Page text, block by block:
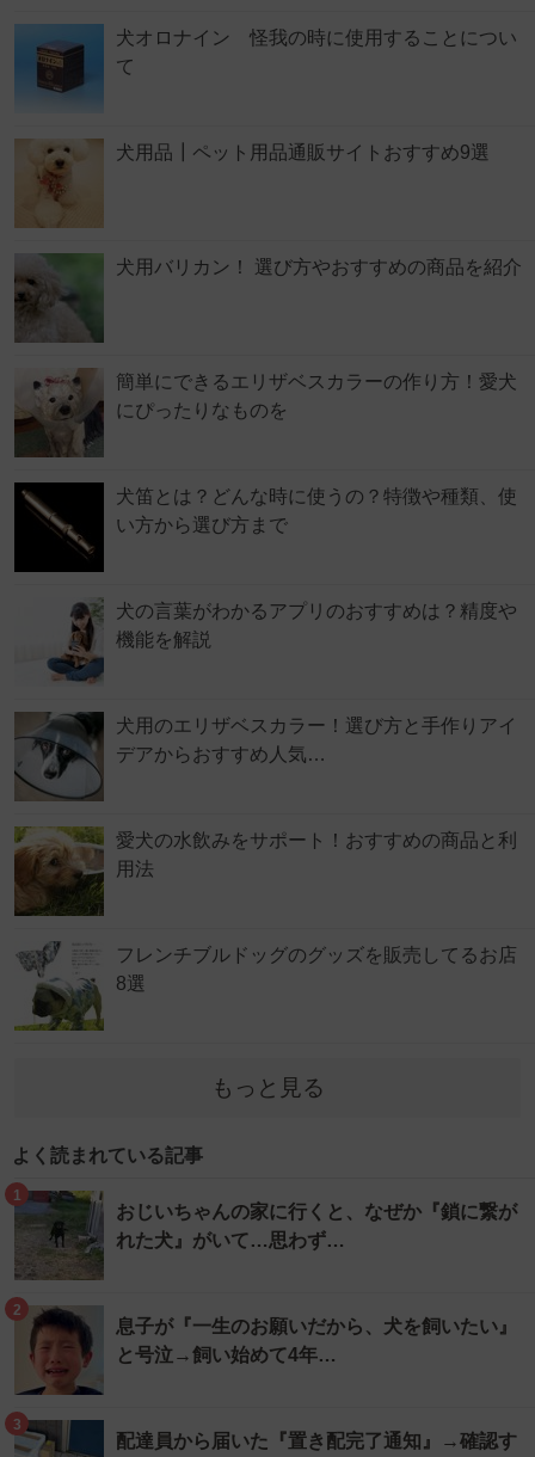
犬オロナイン 怪我の時に使用することについ
て
犬用品┃ペット用品通販サイトおすすめ9選
犬用バリカン！ 選び方やおすすめの商品を紹介
簡単にできるエリザベスカラーの作り方！愛犬
にぴったりなものを
犬笛とは？どんな時に使うの？特徴や種類、使
い方から選び方まで
犬の言葉がわかるアプリのおすすめは？精度や
機能を解説
犬用のエリザベスカラー！選び方と手作りアイ
デアからおすすめ人気…
愛犬の水飲みをサポート！おすすめの商品と利
用法
フレンチブルドッグのグッズを販売してるお店
8選
もっと見る
よく読まれている記事
1
おじいちゃんの家に行くと、なぜか『鎖に繋が
れた犬』がいて…思わず…
2
息子が『一生のお願いだから、犬を飼いたい』
と号泣→飼い始めて4年…
3
配達員から届いた『置き配完了通知』→確認す